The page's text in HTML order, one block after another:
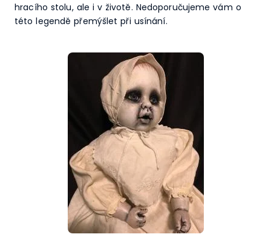
hracího stolu, ale i v životě. Nedoporučujeme vám o
této legendě přemýšlet při usínání.